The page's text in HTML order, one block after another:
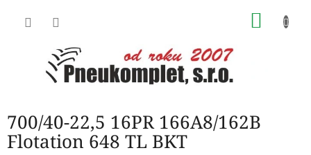
700/40-22,5 16PR 166A8/162B
Flotation 648 TL BKT